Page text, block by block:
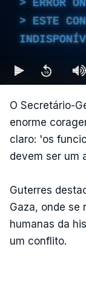
ERROR
ESTE
O Secretário-
enorme
claro: 'os
devem ser um
Guterres
Gaza, onde se
humanas da
um conflito.